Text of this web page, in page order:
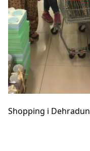
Shopping i Dehradun